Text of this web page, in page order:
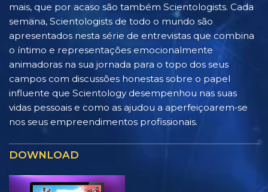
mais, que por acaso são também Scientologists. Cada
semana, Scientologists de todo o mundo são
apresentados nesta série de entrevistas que combina
o íntimo e representações emocionalmente
animadoras na sua jornada para o topo dos seus
campos com discussões honestas sobre o papel
influente que Scientology desempenhou nas suas
vidas pessoais e como as ajudou a aperfeiçoarem‑se
nos seus empreendimentos profissionais.
DOWNLOAD